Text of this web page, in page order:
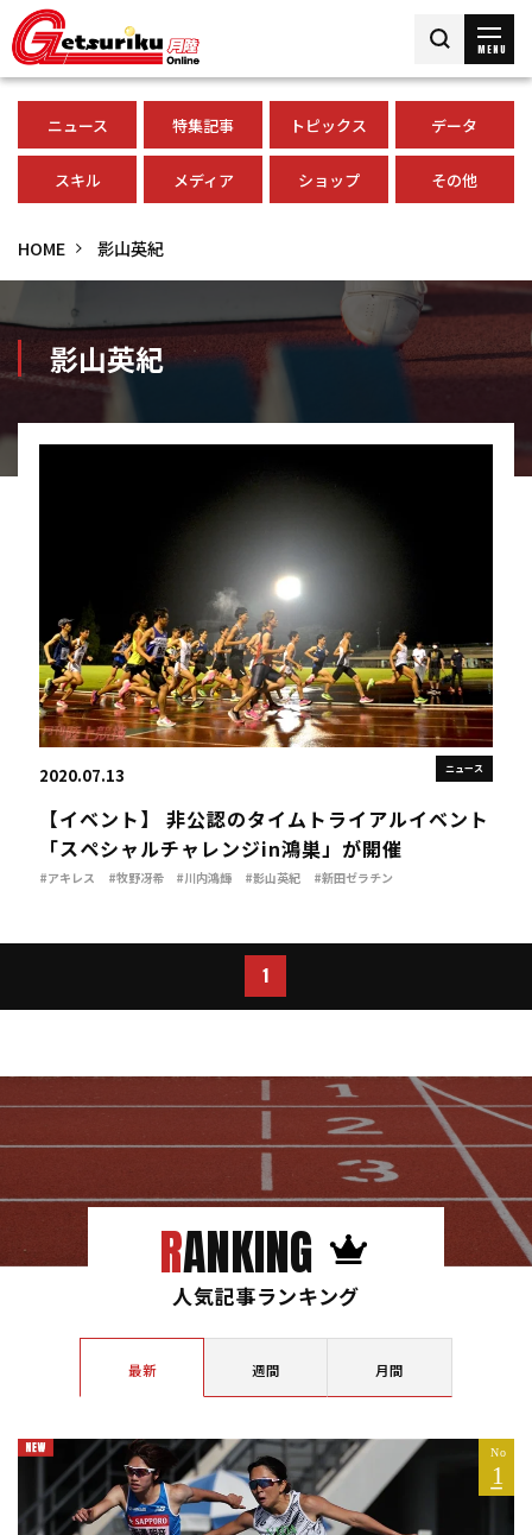
MENU
ニュース 特集記事 トピックス データ
スキル メディア ショップ その他
HOME 影山英紀
影山英紀
ニュース
2020.07.13
【イベント】 非公認のタイムトライアルイベント
「スペシャルチャレンジin鴻巣」が開催
#アキレス #牧野冴希 #川内鴻輝 #影山英紀 #新田ゼラチン
1
RANKING
人気記事ランキング
最新 週間 月間